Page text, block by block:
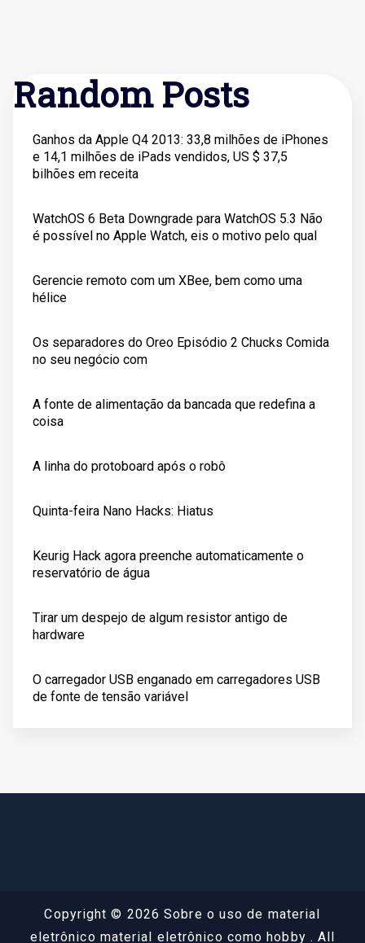
Random Posts
Ganhos da Apple Q4 2013: 33,8 milhões de iPhones
e 14,1 milhões de iPads vendidos, US $ 37,5
bilhões em receita
WatchOS 6 Beta Downgrade para WatchOS 5.3 Não
é possível no Apple Watch, eis o motivo pelo qual
Gerencie remoto com um XBee, bem como uma
hélice
Os separadores do Oreo Episódio 2 Chucks Comida
no seu negócio com
A fonte de alimentação da bancada que redefina a
coisa
A linha do protoboard após o robô
Quinta-feira Nano Hacks: Hiatus
Keurig Hack agora preenche automaticamente o
reservatório de água
Tirar um despejo de algum resistor antigo de
hardware
O carregador USB enganado em carregadores USB
de fonte de tensão variável
Copyright © 2026 Sobre o uso de material
eletrônico material eletrônico como hobby . All